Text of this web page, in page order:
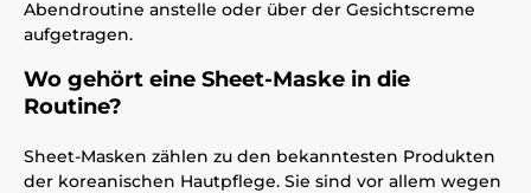
Abendroutine anstelle oder über der Gesichtscreme
aufgetragen.
Wo gehört eine Sheet-Maske in die
Routine?
Sheet-Masken zählen zu den bekanntesten Produkten
der koreanischen Hautpflege. Sie sind vor allem wegen